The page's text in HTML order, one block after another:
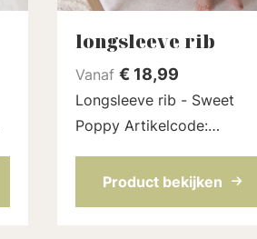
longsleeve rib
Vanaf €18,99
Longsleeve rib - Sweet
Poppy Artikelcode:
Product bekijken